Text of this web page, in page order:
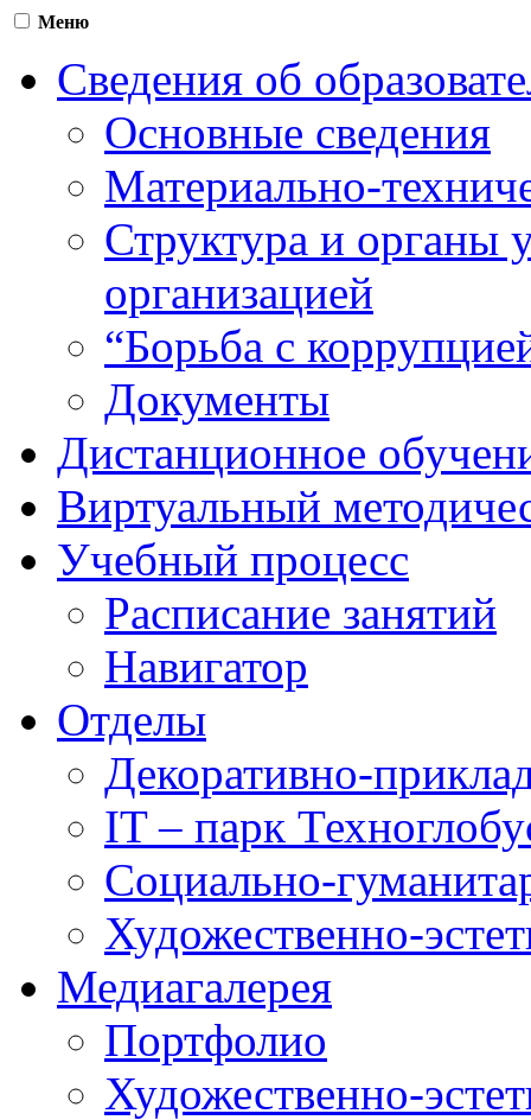
Меню
Сведения об
Основные сведения
Материально-
Структура и органы
организацией
“Борьба с
Документы
Дистанционное
Виртуальный
Учебный процесс
Расписание занятий
Навигатор
Отделы
Декоративно-
IT – парк
Социально-
Художественно-
Медиагалерея
Портфолио
Художественно-